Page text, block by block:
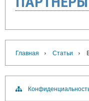
Главная › Статьи ›